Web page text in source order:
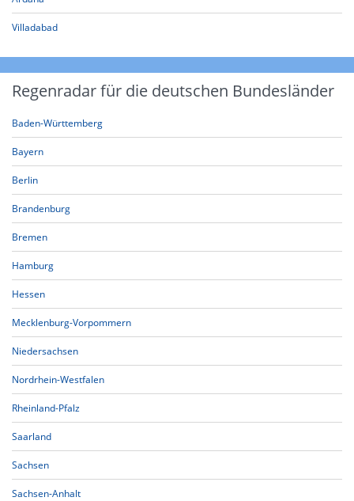
Villadabad
Regenradar für die deutschen Bundesländer
Baden-Württemberg
Bayern
Berlin
Brandenburg
Bremen
Hamburg
Hessen
Mecklenburg-Vorpommern
Niedersachsen
Nordrhein-Westfalen
Rheinland-Pfalz
Saarland
Sachsen
Sachsen-Anhalt